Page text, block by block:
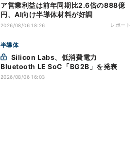
ア営業利益は前年同期比2.6倍の888億
円、AI向け半導体材料が好調
2026/08/06 18:26 レポート
半導体
Bluetooth LE SoC「BG2B」を発表
2026/08/06 16:03